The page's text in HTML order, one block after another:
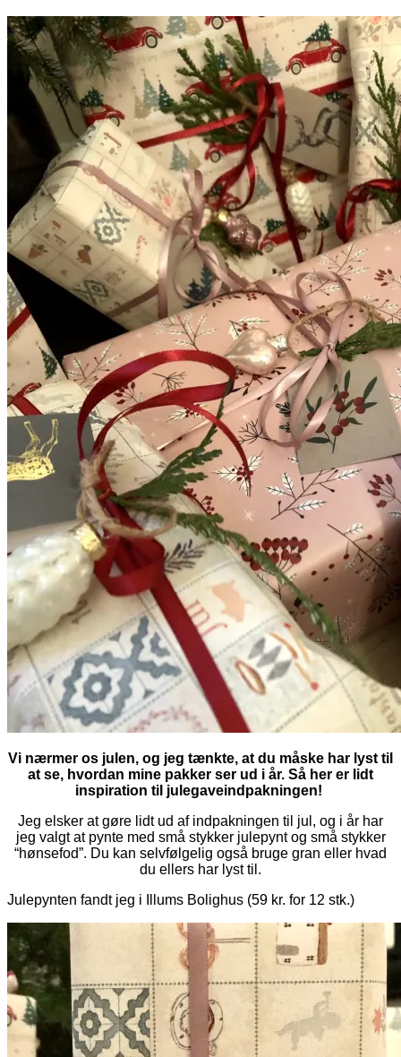
Vi nærmer os julen, og jeg tænkte, at du måske har lyst til
at se, hvordan mine pakker ser ud i år. Så her er lidt
inspiration til julegaveindpakningen!
Jeg elsker at gøre lidt ud af indpakningen til jul, og i år har
jeg valgt at pynte med små stykker julepynt og små stykker
“hønsefod”. Du kan selvfølgelig også bruge gran eller hvad
du ellers har lyst til.
Julepynten fandt jeg i Illums Bolighus (59 kr. for 12 stk.)